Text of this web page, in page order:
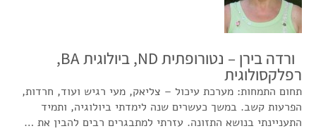
ורדה בירן – נטורופתית ND, ביולוגית BA,
רפלקסולוגית
תחום התמחות: מערכת עיכול – צליאק, מעי רגיש ועוד, חרדות,
הפרעות קשב. במשך כעשרים שנה לימדתי ביולוגיה, ותמיד
התעניינתי בנושא התזונה. עזרתי למתבגרים רבים להבין את …